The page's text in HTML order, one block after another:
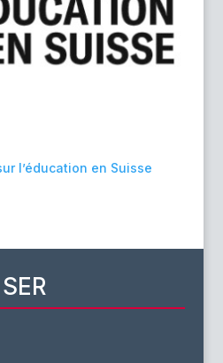
l’éducation en Suisse
SER